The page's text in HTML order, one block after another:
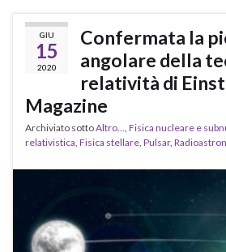
GIU
15
2020
Confermata la
angolare della
relatività di
Magazine
Archiviato sottoAltro..., Fisica nucleare e
relativistica, Fisica stellare, Pulsar,